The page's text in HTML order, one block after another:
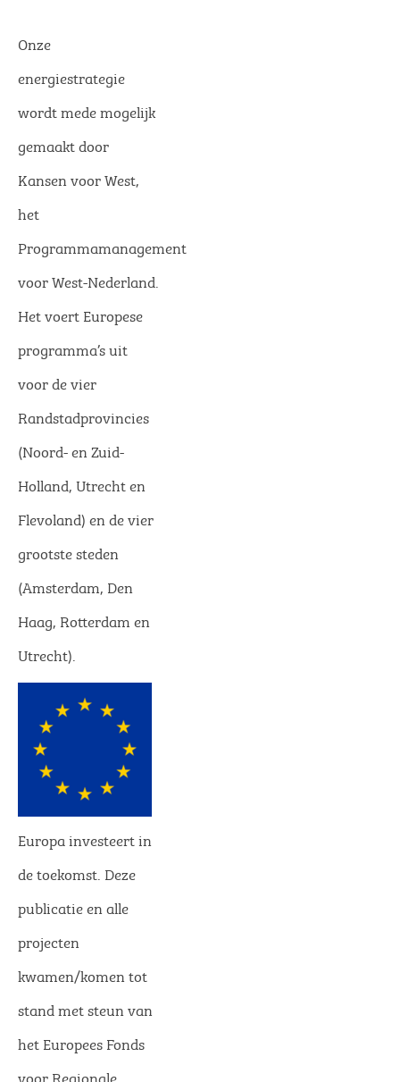
Onze
energiestrategie
wordt mede mogelijk
gemaakt door
Kansen voor West,
het
Programmamanagement
voor West-Nederland.
Het voert Europese
programma’s uit
voor de vier
Randstadprovincies
(Noord- en Zuid-
Holland, Utrecht en
Flevoland) en de vier
grootste steden
(Amsterdam, Den
Haag, Rotterdam en
Utrecht).
Europa investeert in
de toekomst. Deze
publicatie en alle
projecten
kwamen/komen tot
stand met steun van
het Europees Fonds
voor Regionale